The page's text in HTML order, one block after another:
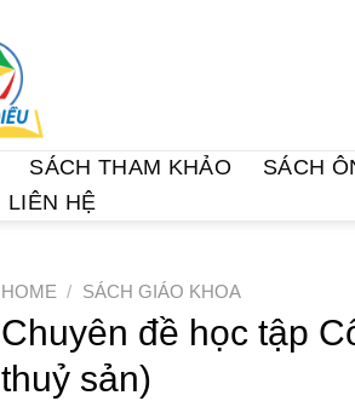
SÁCH THAM KHẢO SÁCH
LIÊN HỆ
HOME / SÁCH GIÁO KHOA
Chuyên đề học tập
thuỷ sản)